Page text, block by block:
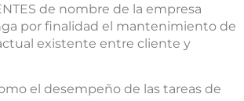
de nombre de la empresa
por finalidad el mantenimiento de
existente entre cliente y
el desempeño de las tareas de